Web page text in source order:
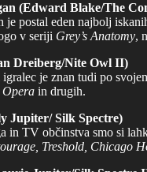
(Edward Blake/The
je postal eden najbolj
v seriji Grey’s Anatomy,
Dreiberg/Nite Owl II)
je znan tudi po
Opera in drugih.
Jupiter/ Silk Spectre)
in TV občinstva smo si
Treshold, Chicago